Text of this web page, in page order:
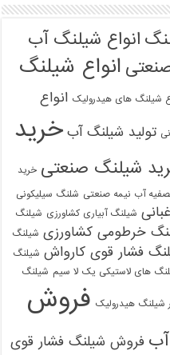
انواع شیلنگ آب
انواع شیلنگ
شیلنگ های هیدرولیک انواع
تولید شیلنگ آب خرید
شیلنگ صنعتی خرید
آب نیمه صنعتی شلنگ سیلیکونی
شیلنگ آبیاری کشاورزی شیلنگ
خرطومی کشاورزی شیلنگ
فشار قوی کارواش شیلنگ
های لاستیکی یک لا سیم شیلنگ
شیلنگ هیدرولیک فروش
فروش شیلنگ فشار قوی